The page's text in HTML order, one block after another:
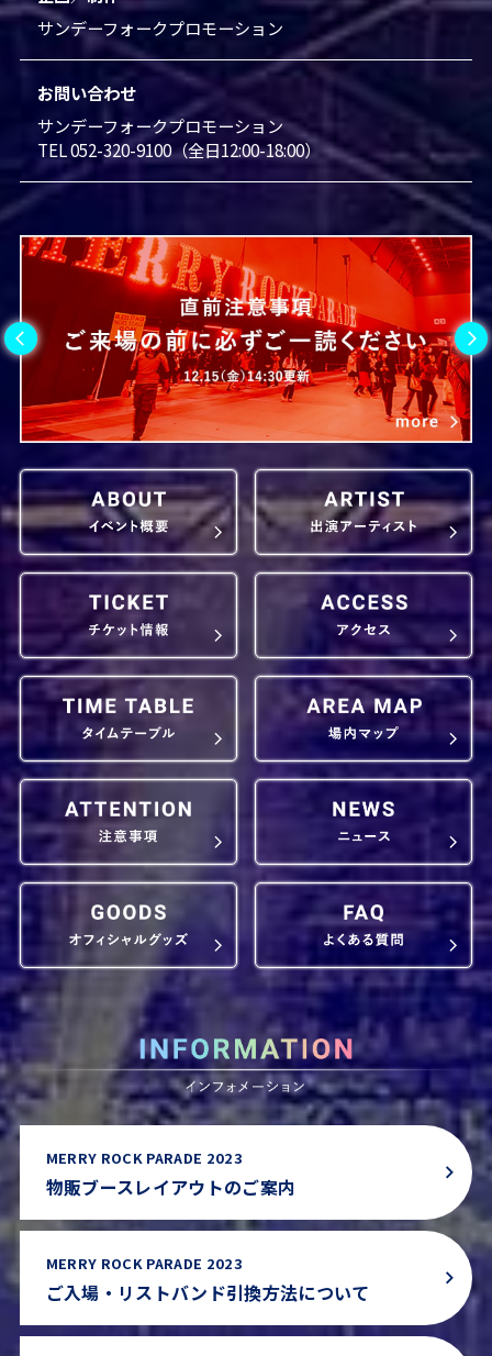
サンデーフォークプロモーション
お問い合わせ
サンデーフォークプロモーション
TEL 052-320-9100（全日12:00-18:00）
MERRY ROCK PARADE 2023
物販ブースレイアウトのご案内
MERRY ROCK PARADE 2023
ご入場・リストバンド引換方法について